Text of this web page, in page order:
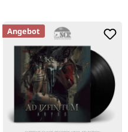
Angebot